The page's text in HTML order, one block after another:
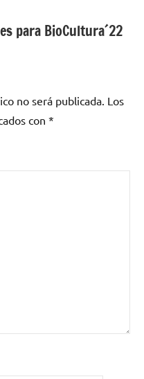
para BioCultura´22
no será publicada. Los
con *